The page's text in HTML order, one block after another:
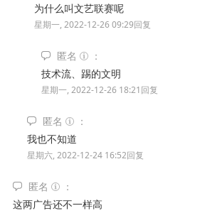
为什么叫文艺联赛呢
星期一, 2022-12-26 09:29回复
匿名
技术流、踢的文明
星期一, 2022-12-26 18:21回复
匿名
我也不知道
星期六, 2022-12-24 16:52回复
匿名
这两广告还不一样高